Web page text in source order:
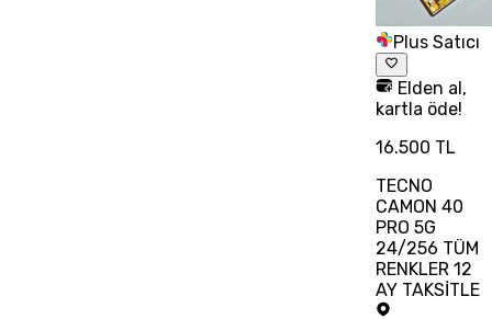
Plus Satıcı
Elden al,
kartla öde!
16.500 TL
TECNO
CAMON 40
PRO 5G
24/256 TÜM
RENKLER 12
AY TAKSİTLE